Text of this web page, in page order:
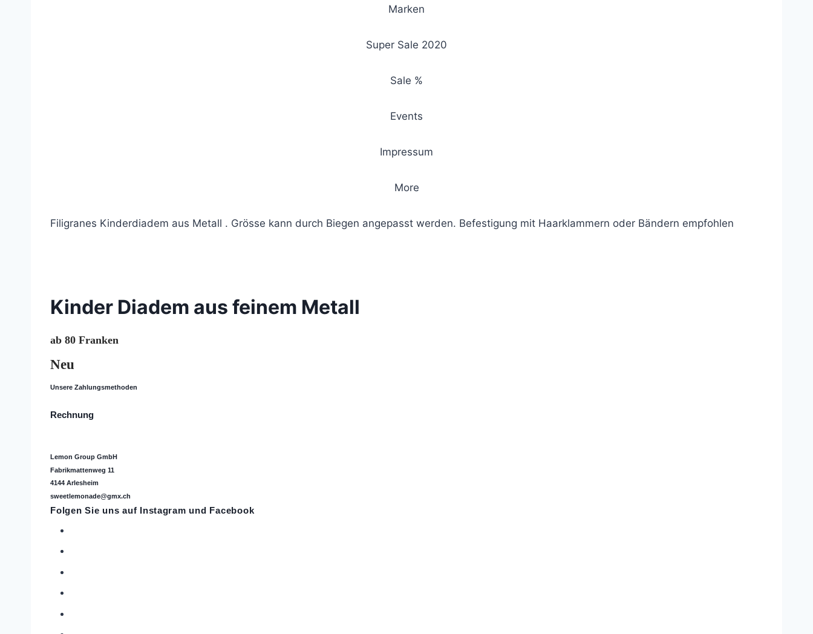
Marken
Super Sale 2020
Sale %
Events
Impressum
More
Filigranes Kinderdiadem aus Metall . Grösse kann durch Biegen angepasst werden. Befestigung mit Haarklammern oder Bändern empfohlen
Kinder Diadem aus feinem Metall
ab 80 Franken
Neu
Unsere Zahlungsmethoden
Rechnung
Lemon Group GmbH
Fabrikmattenweg 11
4144 Arlesheim
sweetlemonade@gmx.ch
Folgen Sie uns auf Instagram und Facebook